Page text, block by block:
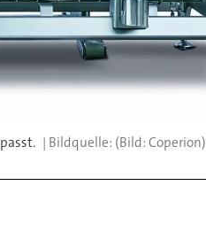
(Bild: Coperion)